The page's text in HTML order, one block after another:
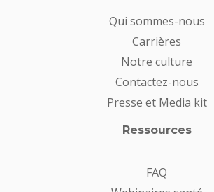
Qui sommes-nous
Carrières
Notre culture
Contactez-nous
Presse et Media kit
Ressources
FAQ